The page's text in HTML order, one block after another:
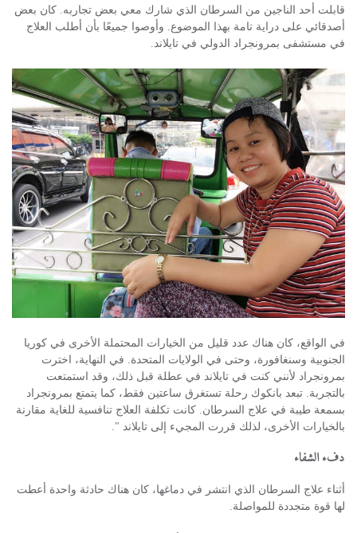
قابلت أحد الناجين من السرطان الذي شارك معي بعض تجاربه. كان بعض
أصدقائي على دراية تامة بهذا الموضوع. وأوصوا جميعًا بأن أطلب العلاج
في مستشفى بمرونجراد الدولي في تايلاند.
في الواقع، كان هناك عدد قليل من الخيارات المحتملة الأخرى في كوريا
الجنوبية وسنغافورة، وحتى في الولايات المتحدة. في النهاية، اخترت
بمرونجراد لأنني كنت في تايلاند في عطلة قبل ذلك، وقد استمتعت
بالتجربة. تبعد بانكوك رحلة تستغرق ساعتين فقط، كما يتمتع بمرونجراد
بسمعة طيبة في علاج السرطان. كانت تكلفة العلاج تنافسية للغاية مقارنة
بالخيارات الأخرى، لذلك قررت المجيء إلى تايلاند ".
دفء الشفاء
أثناء علاج السرطان الذي انتشر في دماغها، كان هناك حادثة واحدة أعطت
لها قوة متجددة للمواصلة.